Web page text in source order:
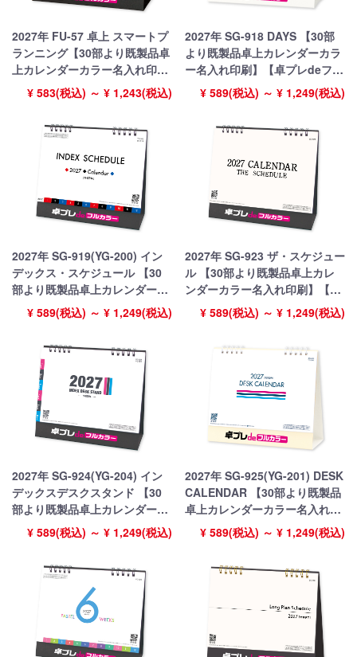
2027年 FU-57 卓上 スマートプ
ランニング【30部より既製品卓
上カレンダーカラー名入れ印
刷】【卓プレdeフルカラー】搭
¥ 583(税込) ～ ¥ 1,243(税込)
2027年 SG-918 DAYS 【30部
より既製品卓上カレンダーカラ
ー名入れ印刷】【卓プレdeフル
カラー】搭載
¥ 589(税込) ～ ¥ 1,249(税込)
2027年 SG-919(YG-200) イン
デックス・スケジュール 【30
部より既製品卓上カレンダーカ
ラー名入れ印刷】【卓プレdeフ
ルカラー】搭載
¥ 589(税込) ～ ¥ 1,249(税込)
2027年 SG-923 ザ・スケジュー
ル 【30部より既製品卓上カレ
ンダーカラー名入れ印刷】【卓
プレdeフルカラー】搭載
¥ 589(税込) ～ ¥ 1,249(税込)
2027年 SG-924(YG-204) イン
デックスデスクスタンド 【30
部より既製品卓上カレンダーカ
ラー名入れ印刷】【卓プレdeフ
ルカラー】搭載
¥ 589(税込) ～ ¥ 1,249(税込)
2027年 SG-925(YG-201) DESK
CALENDAR 【30部より既製品
卓上カレンダーカラー名入れ印
刷】【卓プレdeフルカラー】搭
¥ 589(税込) ～ ¥ 1,249(税込)